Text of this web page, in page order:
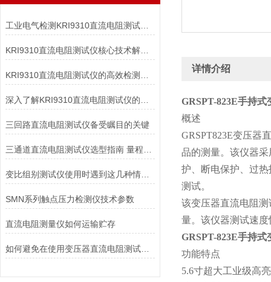
工业电气检测KRI9310直流电阻测试仪高效精准适配变压器/电机等多场景
KRI9310直流电阻测试仪核心技术解析：如何实现高精度微欧级电阻测量？
三回路直流电阻测试仪备受瞩目的关键
变比组别测试仪使用时遇到这几种情况不要慌！
SMN系列触点压力检测仪技术参数
直流电阻测量仪如何运输贮存
如何避免在使用变压器直流电阻测试仪时对被测变压器造成损伤？
详情介绍
GRSPT-823E手持
概述
GRSPT823E变压器
品的测量。该仪器
护、断电保护、过
测试。
该变压器直流电阻
量。该仪器测试速
GRSPT-823E手持
功能特点
5.6寸超大工业级高